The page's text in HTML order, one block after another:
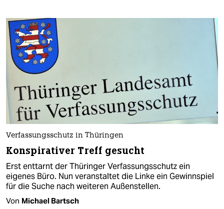
Verfassungsschutz in Thüringen
Konspirativer Treff gesucht
Erst enttarnt der Thüringer Verfassungsschutz ein
eigenes Büro. Nun veranstaltet die Linke ein Gewinnspiel
für die Suche nach weiteren Außenstellen.
Von Michael Bartsch